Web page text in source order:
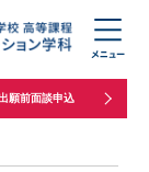
願前面談申込